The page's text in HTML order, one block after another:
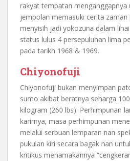
rakyat tempatan menganggapnya
jempolan memasuki cerita zaman
menyisih jadi yokozuna dalam
status lulus 4 persepuluhan lima
pada tarikh 1968 & 1969.
Chiyonofuji
Chiyonofuji bukan menyimpan
sumo akibat beratnya seharga
kilogram (260 lbs). Perhimpunan
karirnya, masa perhimpunan
melalui serbuan lemparan nan
pukulan kiri secara bagak nan
kritikus menamakannya